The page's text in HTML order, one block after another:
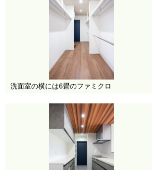
洗面室の横には6畳のファミクロ